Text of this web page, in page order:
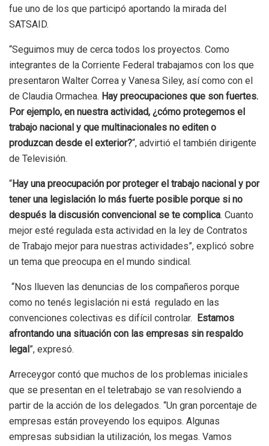
fue uno de los que participó aportando la mirada del
SATSAID.
“Seguimos muy de cerca todos los proyectos. Como
integrantes de la Corriente Federal trabajamos con los que
presentaron Walter Correa y Vanesa Siley, así como con el
de Claudia Ormachea. Hay preocupaciones que son fuertes.
Por ejemplo, en nuestra actividad, ¿cómo protegemos el
trabajo nacional y que multinacionales no editen o
produzcan desde el exterior?“, advirtió el también dirigente
de Televisión.
“Hay una preocupación por proteger el trabajo nacional y por
tener una legislación lo más fuerte posible porque si no
después la discusión convencional se te complica. Cuanto
mejor esté regulada esta actividad en la ley de Contratos
de Trabajo mejor para nuestras actividades”, explicó sobre
un tema que preocupa en el mundo sindical.
“Nos llueven las denuncias de los compañeros porque
como no tenés legislación ni está regulado en las
convenciones colectivas es difícil controlar. Estamos
afrontando una situación con las empresas sin respaldo
legal”, expresó.
Arreceygor contó que muchos de los problemas iniciales
que se presentan en el teletrabajo se van resolviendo a
partir de la acción de los delegados. “Un gran porcentaje de
empresas están proveyendo los equipos. Algunas
empresas subsidian la utilización, los megas. Vamos